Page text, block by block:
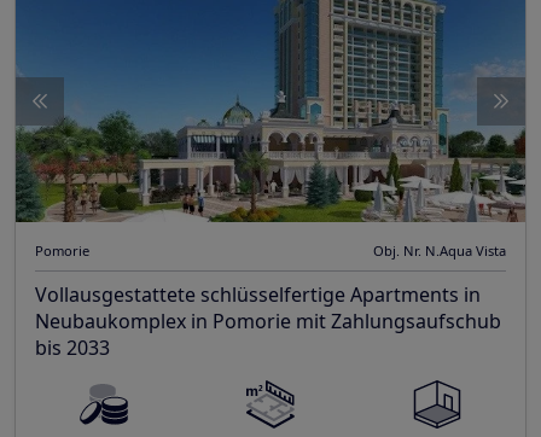
Pomorie Obj. Nr. N.Aqua Vista
Vollausgestattete schlüsselfertige Apartments in
Neubaukomplex in Pomorie mit Zahlungsaufschub
bis 2033